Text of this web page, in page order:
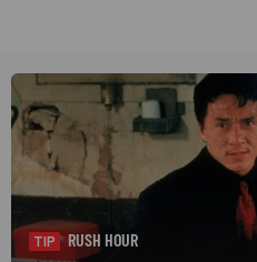
TIP
RUSH HOUR